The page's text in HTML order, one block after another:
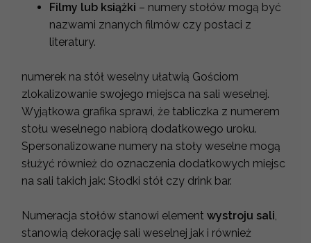
Filmy lub książki – numery stołów mogą być
nazwami znanych filmów czy postaci z
literatury.
numerek na stół weselny ułatwią Gościom
zlokalizowanie swojego miejsca na sali weselnej.
Wyjątkowa grafika sprawi, że tabliczka z numerem
stołu weselnego nabiorą dodatkowego uroku.
Spersonalizowane numery na stoły weselne mogą
służyć również do oznaczenia dodatkowych miejsc
na sali takich jak: Słodki stół czy drink bar.
Numeracja stołów stanowi element wystroju sali,
stanowią dekorację sali weselnej jak i również